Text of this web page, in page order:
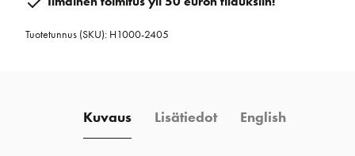
Tuotetunnus (SKU): H1000-2405
Kuvaus Lisätiedot English